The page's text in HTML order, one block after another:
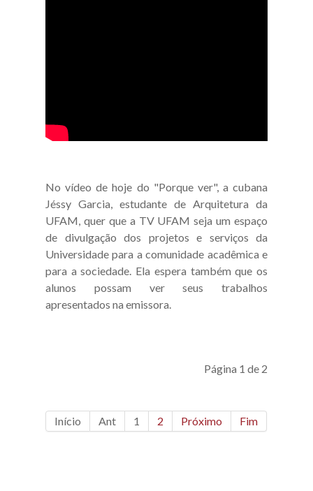
No vídeo de hoje do "Porque ver", a cubana
Jéssy Garcia, estudante de Arquitetura da
UFAM, quer que a TV UFAM seja um espaço
de divulgação dos projetos e serviços da
Universidade para a comunidade acadêmica e
para a sociedade. Ela espera também que os
alunos possam ver seus trabalhos
apresentados na emissora.
Página 1 de 2
Início Ant 1 2 Próximo Fim